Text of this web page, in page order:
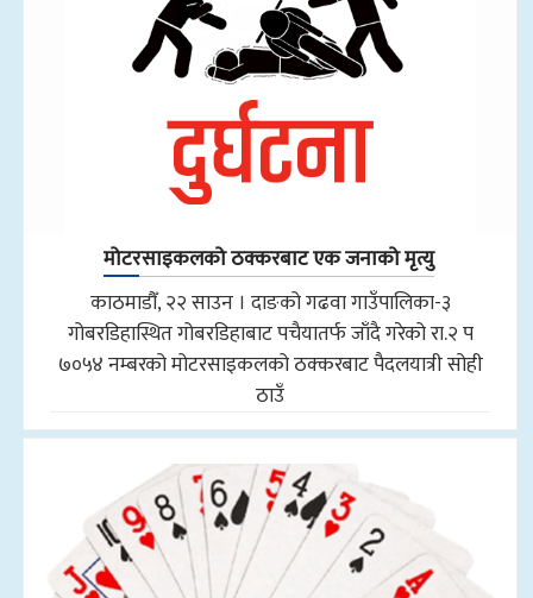
मोटरसाइकलको ठक्करबाट एक जनाको मृत्यु
काठमाडौँ, २२ साउन । दाङको गढवा गाउँपालिका-३
गोबरडिहास्थित गोबरडिहाबाट पचैयातर्फ जाँदै गरेको रा.२ प
७०५४ नम्बरको मोटरसाइकलको ठक्करबाट पैदलयात्री सोही
ठाउँ